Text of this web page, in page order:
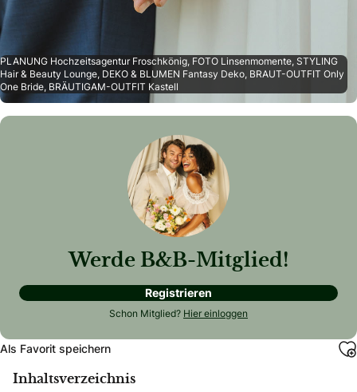
PLANUNG Hochzeitsagentur Froschkönig, FOTO Linsenmomente, STYLING
Hair & Beauty Lounge, DEKO & BLUMEN Fantasy Deko, BRAUT-OUTFIT Only
One Bride, BRÄUTIGAM-OUTFIT Kastell
Werde B&B-Mitglied!
Registrieren
Schon Mitglied? Hier einloggen
Als Favorit speichern
Inhaltsverzeichnis